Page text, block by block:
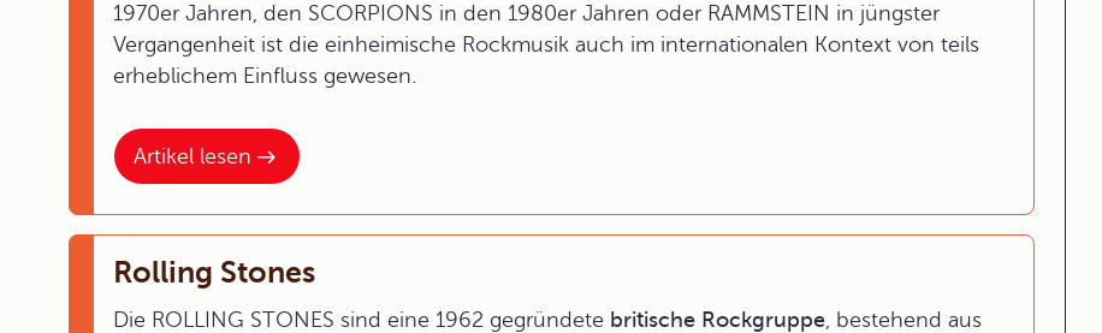
Artikel lesen
1970er Jahren, den SCORPIONS in den 1980er Jahren oder RAMMSTEIN in jüngster
Vergangenheit ist die einheimische Rockmusik auch im internationalen Kontext von teils
erheblichem Einfluss gewesen.
Rolling Stones
Die ROLLING STONES sind eine 1962 gegründete britische Rockgruppe, bestehend aus